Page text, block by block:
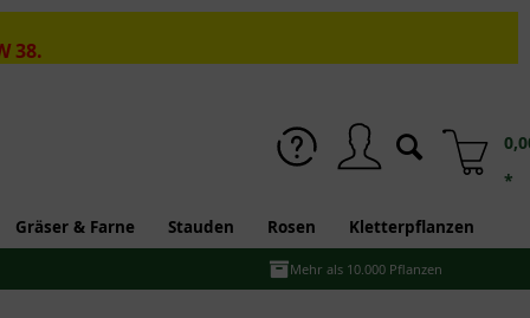
38.
*
Gräser & Farne Stauden Rosen Kletterpflanzen
Mehr als 10.000 Pflanzen